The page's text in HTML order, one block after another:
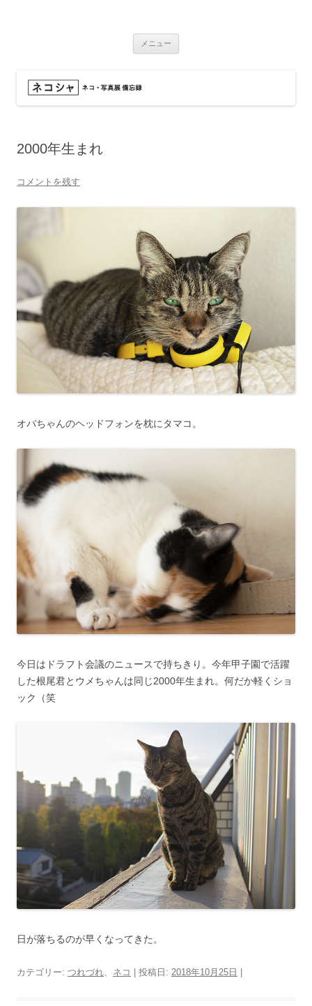
メニュー
2000年生まれ
コメントを残す
オバちゃんのヘッドフォンを枕にタマコ。
今日はドラフト会議のニュースで持ちきり。今年甲子園で活躍
した根尾君とウメちゃんは同じ2000年生まれ。何だか軽くショ
ック（笑
日が落ちるのが早くなってきた。
カテゴリー: つれづれ ネコ | 投稿日: 2018年10月25日